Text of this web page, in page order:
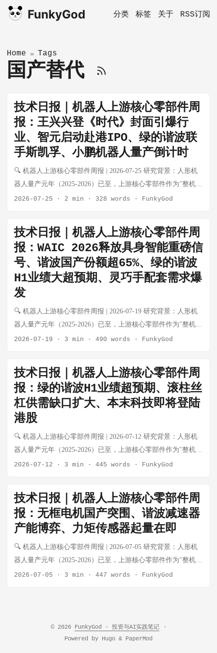
FunkyGod 分类 标签 关于 RSS订阅
Home » Tags
国产替代
技术日报｜机器人上游核心零部件周
报：王兴兴登《时代》封面引爆行
业、智元启动赴港IPO、绿的谐波联
手斯凯孚、小鹏机器人量产倒计时
🔍 机器人上游核心零部件周报 | 2026-07-25 研究背景：人形机
器人量产元年（2025-2026）已至，上游核心零部件作为"整机不
管谁赢都受益"的卖水人逻辑，正在经历从工业自动化向具身智
关注：王兴兴与宇树GD01共同登上《时代》杂志封面（行业里
程碑事件）、智元机器人启动赴港IPO、绿的谐波与斯凯孚成立
机器人精密轴承合资公司、小鹏人形机器人量产产线进入最后
联调阶段、A股系统性下跌中机器人板块的韧性。 💡 核心结论
速览 细分赛道 本周核心变化 景气度 无框力矩电机 整机厂扩张
配套稳步增长，德昌/鸣志出货无大幅变化 ➡️ 稳健 谐波减速器
绿的谐波+斯凯孚成立轴承合资，谐波国产化配套再突破 ⬆️ 景气
上行 RV减速器 工业基本盘稳健，秦川机床人形机器人用RV仍
终止传感项目引关注 ⚠️ 分化 触觉/柔性传感器 灵巧手需求涌
现，初创公司多方案并行 ⬆️ 新兴赛道 滚珠/滚柱丝杠 产能缺口
持续，订单可见度仍至2027Q1 ⚠️ 供需紧张 灵巧手零部件 宇树/
小鹏等量产加速，配套需求确定性提升 ⬆️ 景气上行 🌟 本周特别
专题：《时代》杂志封面与宇树的"高光时刻" 事件背景 7月23
日，宇树科技创始人兼CEO王兴兴与自家载人机甲产品GD01共
同登上《时代》（TIME）杂志封面。这是距上次中国企业家登
兴兴站在GD01右侧，身形与之形成鲜明对比。这一封面标志
着：中国机器人在全球舆论场完成了从"跟随者"到"引领者"的符
号性跨越。 对上游零部件的深层意义 《时代》封面的影响不局
强化：宇树GD01机甲全球首秀（成都春熙路）落地，标志着大
型重载人形机甲从展示进入实际场景验证，关节模组（无框力
矩电机+谐波减速器+力矩传感器）需求直接受益 国际资本关注
树本周密集动作（7月24日） GD01机甲成都春熙路商圈全球首
秀，同步开启科创主题展区 与成都市人民政府签署战略合作协
2026-07-25 · 2 min · 328 words · FunkyGod
技术日报｜机器人上游核心零部件周
报：WAIC 2026释放具身智能重磅信
号、谐波国产份额超65%、绿的谐波
H1业绩大超预期、灵巧手配套需求爆
发
🔍 机器人上游核心零部件周报 | 2026-07-19 研究背景：人形机
器人量产元年（2025-2026）已至，上游核心零部件作为"整机不
管谁赢都受益"的卖水人逻辑，正在经历从工业自动化向具身智
关注：WAIC 2026现场直击释放具身智能重磅信号、绿的谐波
H1业绩大超预期、谐波减速器国产份额正式突破65%、灵巧手
触觉传感器配套进入量产阶段、滚柱丝杠订单排至2027年。 💡
核心结论速览 细分赛道 本周核心变化 景气度 无框力矩电机 本
杯电机 灵巧手订单持续起量，德昌/鸣志出货稳步增长 ⬆️ 景气上
行 谐波减速器 绿的H1业绩大超预期，国产份额正式突破65% ⬆️
景气上行 RV减速器 工业基本盘稳健，人形机器人增量预期2027
货，触觉阵列开始量产验证 ⬆️ 景气上行 触觉/柔性传感器 灵巧
手配套需求涌现，WAIC 2026现场展示多种方案 ⬆️ 新兴赛道 滚
珠/滚柱丝杠 产能缺口持续，滚柱丝杠订单已排至2027年 ⚠️ 供
需紧张 灵巧手零部件 空心杯+腱绳+触觉传感器集成方案成为行
业主流 ⬆️ 景气上行 🎯 WAIC 2026 特别专题：具身智能从"展
示"到"干活" 事件背景 2026世界人工智能大会（WAIC 2026）于
7月17-18日在上海西岸举行，本届大会的核心主题之一是具身智
际应用案例 智能体手机现场展示AI辅助写作汇报功能 产业界
从"概念展示"向"商业落地"转变明显 高通表态：智能体之年已
2026-07-19 · 3 min · 490 words · FunkyGod
技术日报｜机器人上游核心零部件周
报：绿的谐波H1业绩超预期、滚柱丝
杠供需缺口扩大、本末科技即将登陆
港股
🔍 机器人上游核心零部件周报 | 2026-07-12 研究背景：人形机
器人量产元年（2025-2026）已至，上游核心零部件作为"整机不
管谁赢都受益"的卖水人逻辑，正在经历从工业自动化向具身智
关注：绿的谐波H1业绩超预期、滚柱丝杠供需缺口持续扩大、
本末科技港股上市进入倒计时、国产六维力传感器进入量产阶
段。 💡 核心结论速览 细分赛道 本周核心变化 景气度 无框力矩
电机 本末科技即将港股上市，垂直整合模式获认可 ⬆️ 景气上行
空心杯电机 灵巧手订单持续起量，德昌/鸣志出货稳步增长 ⬆️ 景
产能缺口持续，滚柱丝杠国产化率仍低于20% ⚠️ 供需紧张 灵巧
2026-07-12 · 3 min · 445 words · FunkyGod
技术日报｜机器人上游核心零部件周
报：无框电机国产突围、谐波减速器
产能博弈、力矩传感器起量在即
🔍 机器人上游核心零部件周报 | 2026-07-05 研究背景：人形机
器人量产元年（2025-2026）已至，上游核心零部件作为"整机不
管谁赢都受益"的卖水人逻辑，正在经历从工业自动化向具身智
批量出货，关节模组价格战开打 ⬆️ 景气上行 空心杯电机 灵巧手
订单起量，德昌电机切入机器人供应链 ⬆️ 景气上行 谐波减速器
2026-07-05 · 3 min · 447 words · FunkyGod
© 2026 FunkyGod - 投资与AI实践笔记 ·
Powered by Hugo & PaperMod